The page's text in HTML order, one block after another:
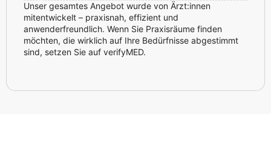
Unser gesamtes Angebot wurde von Ärzt:innen
mitentwickelt – praxisnah, effizient und
anwenderfreundlich. Wenn Sie Praxisräume finden
möchten, die wirklich auf Ihre Bedürfnisse abgestimmt
sind, setzen Sie auf verifyMED.